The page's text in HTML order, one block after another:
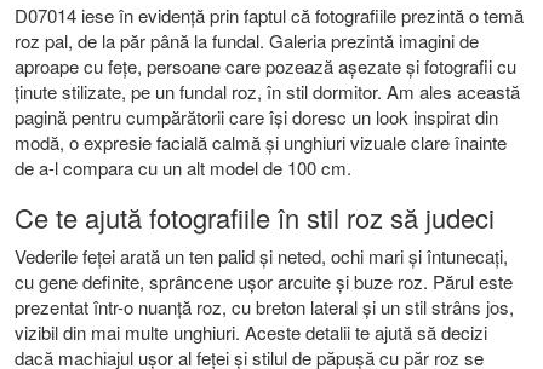
D07014 iese în evidență prin faptul că fotografiile prezintă o temă
roz pal, de la păr până la fundal. Galeria prezintă imagini de
aproape cu fețe, persoane care pozează așezate și fotografii cu
ținute stilizate, pe un fundal roz, în stil dormitor. Am ales această
pagină pentru cumpărătorii care își doresc un look inspirat din
modă, o expresie facială calmă și unghiuri vizuale clare înainte
de a-l compara cu un alt model de 100 cm.
Ce te ajută fotografiile în stil roz să judeci
Vederile feței arată un ten palid și neted, ochi mari și întunecați,
cu gene definite, sprâncene ușor arcuite și buze roz. Părul este
prezentat într-o nuanță roz, cu breton lateral și un stil strâns jos,
vizibil din mai multe unghiuri. Aceste detalii te ajută să decizi
dacă machiajul ușor al feței și stilul de păpușă cu păr roz se